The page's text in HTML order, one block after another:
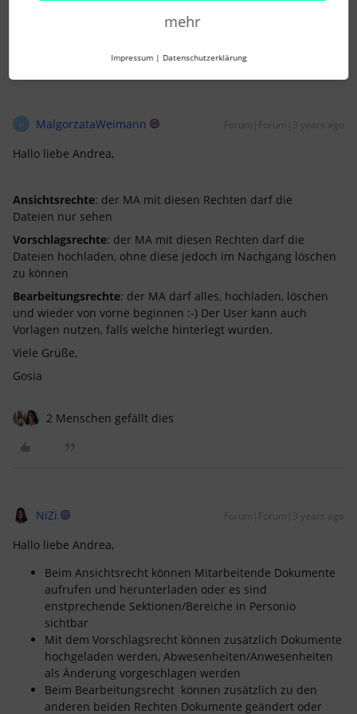
2 Menschen gefällt dies
M MalgorzataWeimann Forum|Forum|3 years ago
Hallo liebe Andrea,
Ansichtsrechte: der MA mit diesen Rechten darf die
Dateien nur sehen
Vorschlagsrechte: der MA mit diesen Rechten darf die
Dateien hochladen, ohne diese jedoch im Nachgang löschen
zu können
Bearbeitungsrechte: der MA darf alles, hochladen, löschen
und wieder von vorne beginnen :-) Der User kann auch
Vorlagen nutzen, falls welche hinterlegt wurden.
Viele Grüße,
Gosia
2 Menschen gefällt dies
NiZi Forum|Forum|3 years ago
Hallo liebe Andrea,
Beim Ansichtsrecht können Mitarbeitende Dokumente
aufrufen und herunterladen oder es sind
enstprechende Sektionen/Bereiche in Personio
sichtbar
Mit dem Vorschlagsrecht können zusätzlich Dokumente
hochgeladen werden, Abwesenheiten/Anwesenheiten
als Änderung vorgeschlagen werden
Beim Bearbeitungsrecht können zusätzlich zu den
anderen beiden Rechten Dokumente geändert oder
mehr
Impressum | Datenschutzerklärung